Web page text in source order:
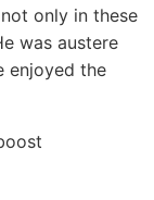
only in these
was austere
enjoyed the